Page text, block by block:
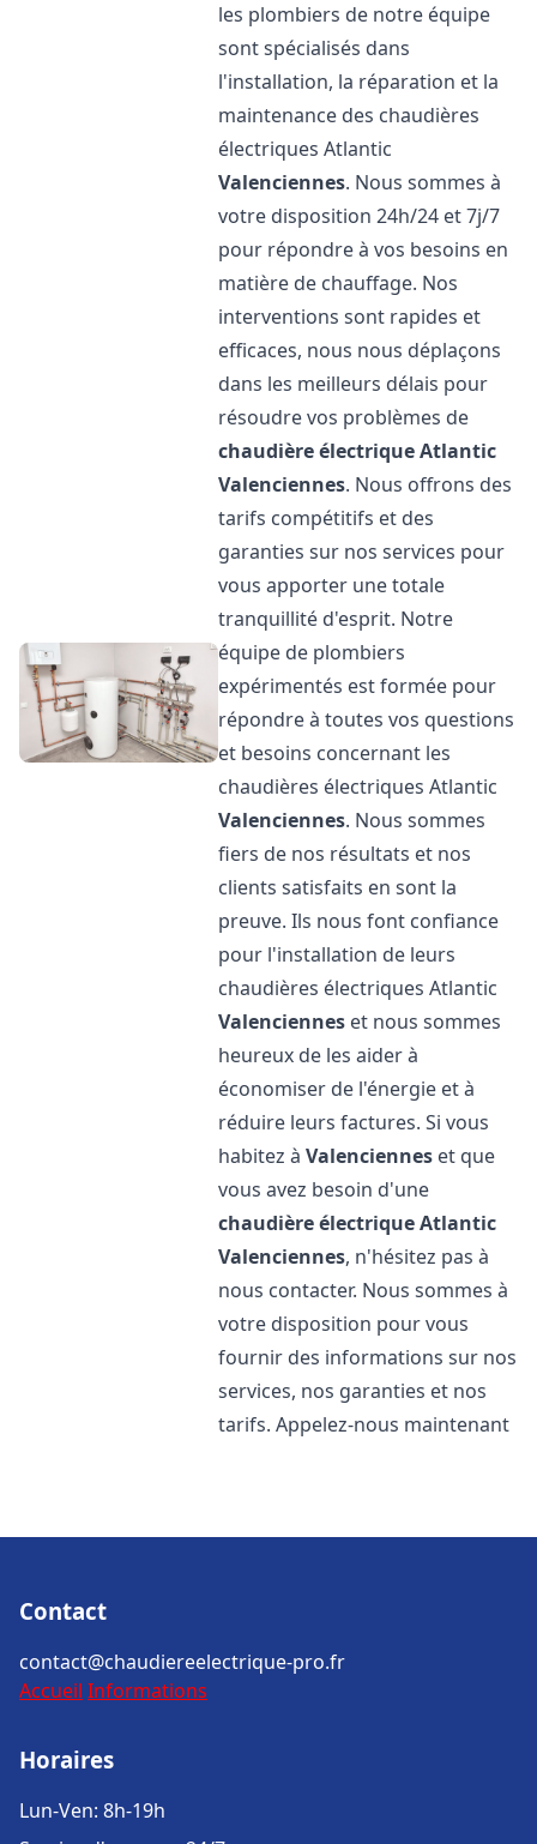
les plombiers de notre équipe
sont spécialisés dans
l'installation, la réparation et la
maintenance des chaudières
électriques Atlantic
Valenciennes. Nous sommes à
votre disposition 24h/24 et 7j/7
pour répondre à vos besoins en
matière de chauffage. Nos
interventions sont rapides et
efficaces, nous nous déplaçons
dans les meilleurs délais pour
résoudre vos problèmes de
chaudière électrique Atlantic
Valenciennes. Nous offrons des
tarifs compétitifs et des
garanties sur nos services pour
vous apporter une totale
tranquillité d'esprit. Notre
équipe de plombiers
expérimentés est formée pour
répondre à toutes vos questions
et besoins concernant les
chaudières électriques Atlantic
Valenciennes. Nous sommes
fiers de nos résultats et nos
clients satisfaits en sont la
preuve. Ils nous font confiance
pour l'installation de leurs
chaudières électriques Atlantic
Valenciennes et nous sommes
heureux de les aider à
économiser de l'énergie et à
réduire leurs factures. Si vous
habitez àValenciennes et que
vous avez besoin d'une
chaudière électrique Atlantic
Valenciennes, n'hésitez pas à
nous contacter. Nous sommes à
votre disposition pour vous
fournir des informations sur nos
services, nos garanties et nos
tarifs. Appelez-nous maintenant
Contact
contact@chaudiereelectrique-pro.fr
Accueil Informations
Horaires
Lun-Ven: 8h-19h